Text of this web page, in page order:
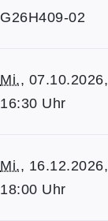
G26H409-02
Mi., 07.10.2026,
16:30 Uhr
Mi., 16.12.2026,
18:00 Uhr